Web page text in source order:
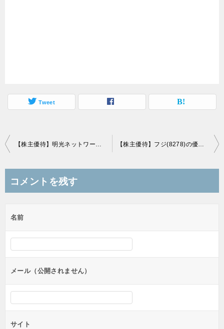
Tweet
投
ビ
ー
シ
ン
【株主優待】明光ネットワークジャパン(4668)の優待商品到着！QUOカード1,000円相当！ 【株主優待】フジ(8278)の優待商品到着！PB商品2,000円相当！
コメントを残す
名前
メール（公開されません）
サイト